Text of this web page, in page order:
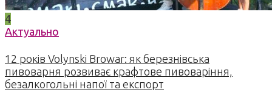
4
Актуально
12 років Volynski Browar: як березнівська
пивоварня розвиває крафтове пивоваріння,
безалкогольні напої та експорт